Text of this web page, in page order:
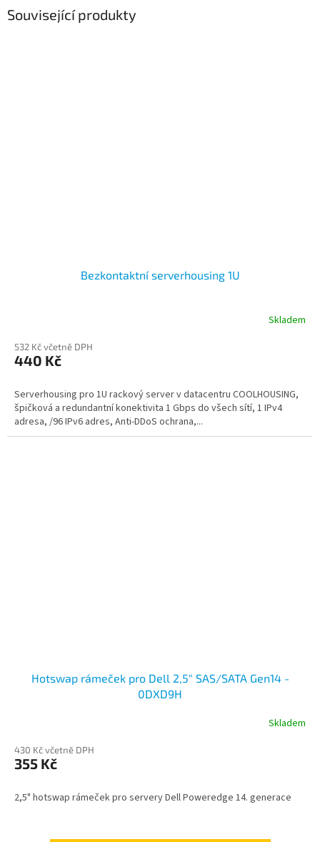
Související produkty
Bezkontaktní serverhousing 1U
Skladem
532 Kč včetně DPH
440 Kč
Serverhousing pro 1U rackový server v datacentru COOLHOUSING,
špičková a redundantní konektivita 1 Gbps do všech sítí, 1 IPv4
adresa, /96 IPv6 adres, Anti-DDoS ochrana,...
Hotswap rámeček pro Dell 2,5" SAS/SATA Gen14 -
0DXD9H
Skladem
430 Kč včetně DPH
355 Kč
2,5" hotswap rámeček pro servery Dell Poweredge 14. generace